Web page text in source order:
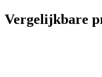
Vergelijkbare